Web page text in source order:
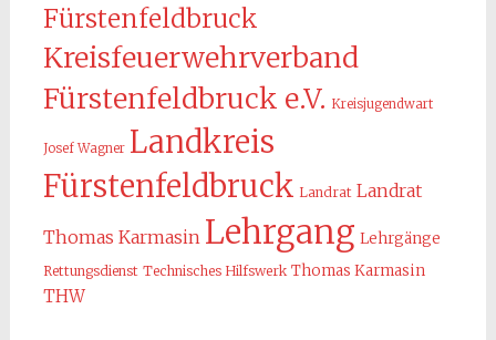
Fürstenfeldbruck
Kreisfeuerwehrverband
Fürstenfeldbruck e.V. Kreisjugendwart
Josef Wagner Landkreis
Fürstenfeldbruck Landrat Landrat
Thomas Karmasin Lehrgang Lehrgänge
Rettungsdienst Technisches Hilfswerk Thomas Karmasin
THW